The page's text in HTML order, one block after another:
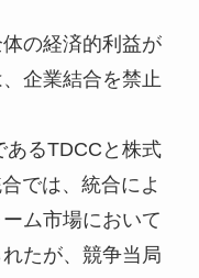
の経済的利益が
企業結合を禁止
あるTDCCと株式
では、統合によ
ム市場において
たが、競争当局